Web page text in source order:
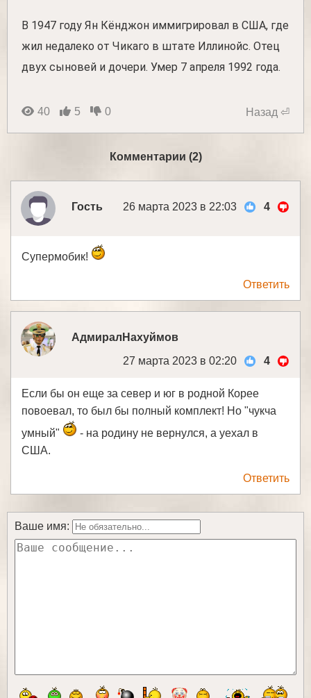
В 1947 году Ян Кёнджон иммигрировал в США, где
жил недалеко от Чикаго в штате Иллинойс. Отец
двух сыновей и дочери. Умер 7 апреля 1992 года.
40 5 0 Назад ⏎
Комментарии (2)
Гость 26 марта 2023 в 22:03 4
Супермобик!
Ответить
АдмиралНахуймов
27 марта 2023 в 02:20
4
Если бы он еще за север и юг в родной Корее
повоевал, то был бы полный комплект! Но "чукча
умный"
- на родину не вернулся, а уехал в
США.
Ответить
Ваше имя: